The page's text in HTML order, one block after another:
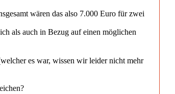
wären das also 7.000 Euro für zwei
als auch in Bezug auf einen möglichen
es war, wissen wir leider nicht mehr